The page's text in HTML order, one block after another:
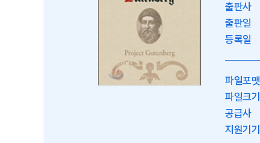
출판사
출판일
등록일
파일포맷
파일크기
공급사
지원기기